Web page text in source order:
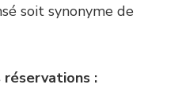
soit synonyme de
: